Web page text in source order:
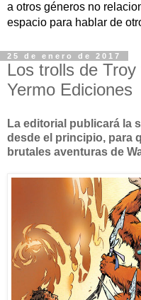
a otros géneros no
espacio para hablar de
25 de enero de 2017
Los trolls de
Yermo Ediciones
La editorial publicará la
desde el principio, para
brutales aventuras de